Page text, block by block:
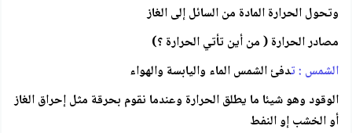
وتحول الحرارة المادة من السائل إلى الغاز
مصادر الحرارة ( من أين تأتي الحرارة ؟)
الشمس : تدفئ الشمس الماء واليابسة والهواء
الوقود وهو شيئا ما يطلق الحرارة وعندما نقوم بحرقة مثل إحراق الغاز
أو الخشب إو النفط